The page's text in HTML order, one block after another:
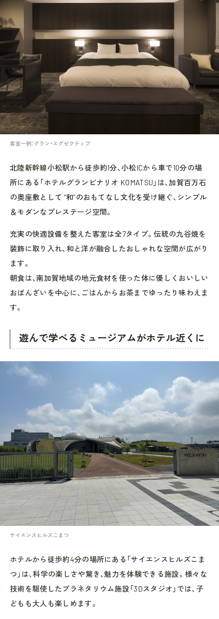
客室一例：グラン・エグゼクティブ
北陸新幹線小松駅から徒歩約1分、小松ICから車で10分の場
所にある「ホテルグランビナリオ KOMATSU」は、加賀百万石
の奥座敷として “和”のおもてなし文化を受け継ぐ、シンプル
＆モダンなプレステージ空間。
充実の快適設備を整えた客室は全7タイプ。伝統の九谷焼を
装飾に取り入れ、和と洋が融合したおしゃれな空間が広がり
ます。
朝食は、南加賀地域の地元食材を使った体に優しくおいしい
おばんざいを中心に、ごはんからお茶までゆったり味わえま
す。
遊んで学べるミュージアムがホテル近くに
サイエンスヒルズこまつ
ホテルから徒歩約4分の場所にある「サイエンスヒルズこま
つ」は、科学の楽しさや驚き、魅力を体験できる施設。様々な
技術を駆使したプラネタリウム施設「3Dスタジオ」では、子
どもも大人も楽しめます。